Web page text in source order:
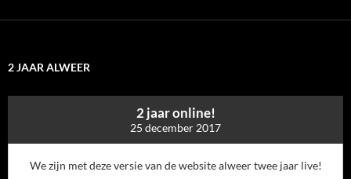
2 JAAR ALWEER
2 jaar online!
25 december 2017
We zijn met deze versie van de website alweer twee jaar live!